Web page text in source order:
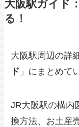
大阪駅ガイド
る！
大阪駅周辺の詳
ド 」にまとめて
JR大阪駅の構内
換方法、お土産